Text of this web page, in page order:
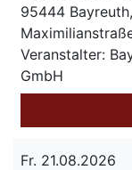
95444 Bayreuth,
Veranstalter:
GmbH
Fr. 21.08.2026